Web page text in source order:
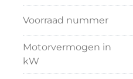
Voorraad nummer
Motorvermogen in
kW